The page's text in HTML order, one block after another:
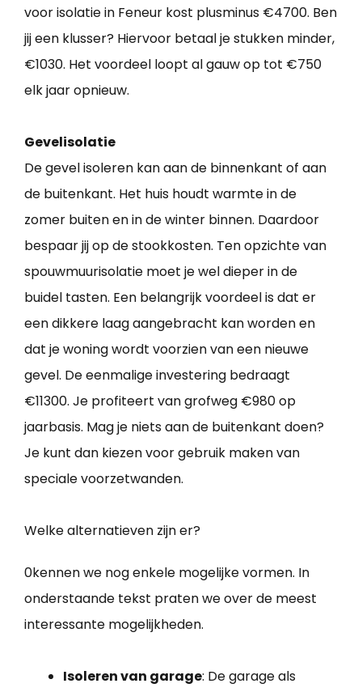
voor isolatie in Feneur kost plusminus €4700. Ben
jij een klusser? Hiervoor betaal je stukken minder,
€1030. Het voordeel loopt al gauw op tot €750
elk jaar opnieuw.
Gevelisolatie
De gevel isoleren kan aan de binnenkant of aan
de buitenkant. Het huis houdt warmte in de
zomer buiten en in de winter binnen. Daardoor
bespaar jij op de stookkosten. Ten opzichte van
spouwmuurisolatie moet je wel dieper in de
buidel tasten. Een belangrijk voordeel is dat er
een dikkere laag aangebracht kan worden en
dat je woning wordt voorzien van een nieuwe
gevel. De eenmalige investering bedraagt
€11300. Je profiteert van grofweg €980 op
jaarbasis. Mag je niets aan de buitenkant doen?
Je kunt dan kiezen voor gebruik maken van
speciale voorzetwanden.
Welke alternatieven zijn er?
0kennen we nog enkele mogelijke vormen. In
onderstaande tekst praten we over de meest
interessante mogelijkheden.
Isoleren van garage: De garage als